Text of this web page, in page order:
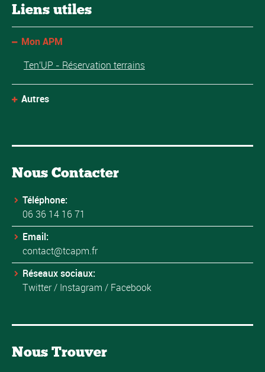
Liens utiles
Mon APM
Ten'UP - Réservation terrains
Autres
Nous Contacter
Téléphone:
06 36 14 16 71
Email:
contact@tcapm.fr
Réseaux sociaux:
Twitter/ Instagram / Facebook
Nous Trouver